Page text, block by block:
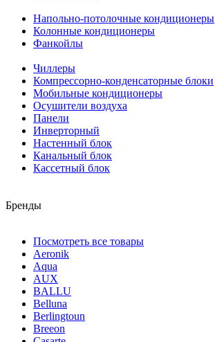
Напольно-потолочные кондиционеры
Колонные кондиционеры
Фанкойлы
Чиллеры
Компрессорно-конденсаторные блоки
Мобильные кондиционеры
Осушители воздуха
Панели
Инверторный
Настенный блок
Канальный блок
Кассетный блок
Бренды
Посмотреть все товары
Aeronik
Aqua
AUX
BALLU
Belluna
Berlingtoun
Breeon